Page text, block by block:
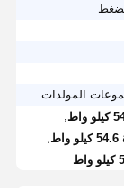
المولدات